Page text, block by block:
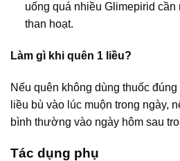
uống quá nhiều Glimepirid
than hoạt.
Làm gì khi quên 1 liều?
Nếu quên không dùng thuốc
liều bù vào lúc muộn trong ngày,
bình thường vào ngày hôm sau
Tác dụng phụ